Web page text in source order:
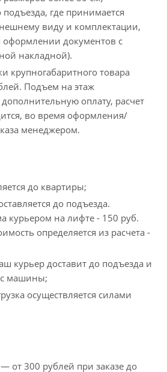
подъезда, где принимается
виду и комплектации,
оформлении документов с
накладной).
крупногабаритного товара
Подъем на этаж
дополнительную оплату, расчет
во время оформления/
менеджером.
до квартиры;
до подъезда.
курьером на лифте - 150 руб.
определяется из расчета -
курьер доставит до подъезда и
с машины;
осуществляется силами
от 300 рублей при заказе до